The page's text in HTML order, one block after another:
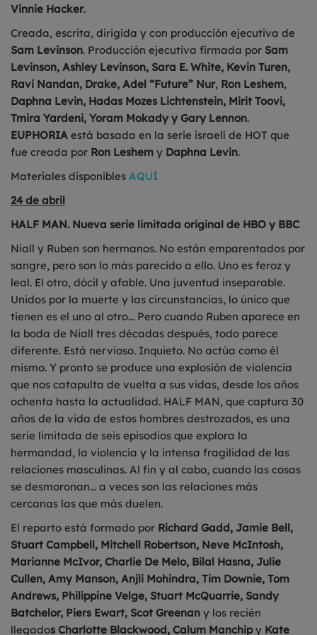
Vinnie Hacker.
Creada, escrita, dirigida y con producción ejecutiva de
Sam Levinson. Producción ejecutiva firmada por Sam
Levinson, Ashley Levinson, Sara E. White, Kevin Turen,
Ravi Nandan, Drake, Adel “Future” Nur, Ron Leshem,
Daphna Levin, Hadas Mozes Lichtenstein, Mirit Toovi,
Tmira Yardeni, Yoram Mokady y Gary Lennon.
EUPHORIA está basada en la serie israelí de HOT que
fue creada por Ron Leshem y Daphna Levin.
Materiales disponibles AQUÍ
24 de abril
HALF MAN. Nueva serie limitada original de HBO y BBC
Niall y Ruben son hermanos. No están emparentados por
sangre, pero son lo más parecido a ello. Uno es feroz y
leal. El otro, dócil y afable. Una juventud inseparable.
Unidos por la muerte y las circunstancias, lo único que
tienen es el uno al otro... Pero cuando Ruben aparece en
la boda de Niall tres décadas después, todo parece
diferente. Está nervioso. Inquieto. No actúa como él
mismo. Y pronto se produce una explosión de violencia
que nos catapulta de vuelta a sus vidas, desde los años
ochenta hasta la actualidad. HALF MAN, que captura 30
años de la vida de estos hombres destrozados, es una
serie limitada de seis episodios que explora la
hermandad, la violencia y la intensa fragilidad de las
relaciones masculinas. Al fin y al cabo, cuando las cosas
se desmoronan... a veces son las relaciones más
cercanas las que más duelen.
El reparto está formado por Richard Gadd, Jamie Bell,
Stuart Campbell, Mitchell Robertson, Neve McIntosh,
Marianne McIvor, Charlie De Melo, Bilal Hasna, Julie
Cullen, Amy Manson, Anjli Mohindra, Tim Downie, Tom
Andrews, Philippine Velge, Stuart McQuarrie, Sandy
Batchelor, Piers Ewart, Scot Greenan y los recién
llegados Charlotte Blackwood, Calum Manchipy Kate